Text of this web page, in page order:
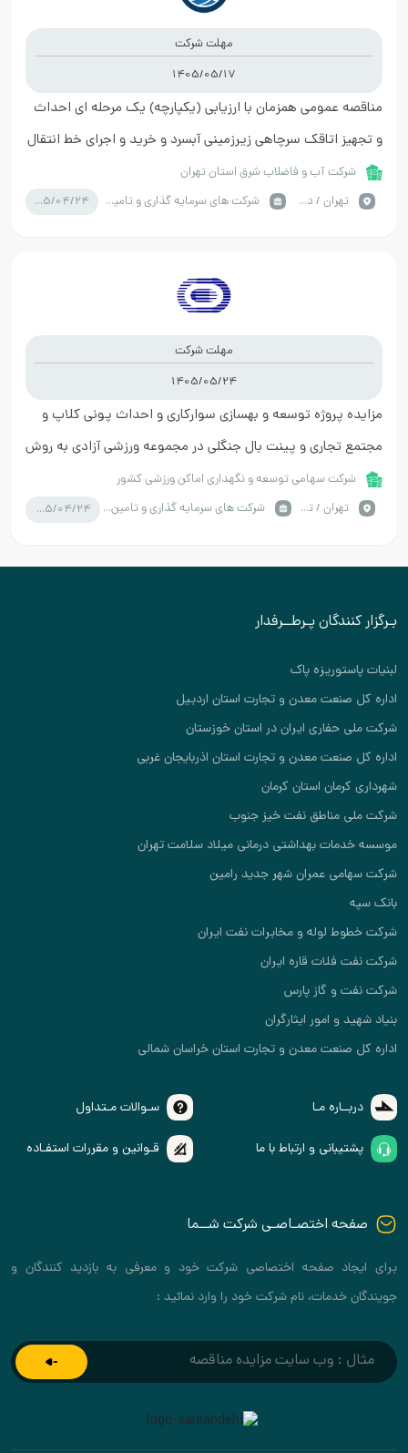
مهلت شرکت
1405/05/17
مناقصه عمومی همزمان با ارزیابی (یکپارچه) یک مرحله ای احداث
و تجهیز اتاقک سرچاهی زیرزمینی آبسرد و خرید و اجرای خط انتقال
چاه جدید آبسرد به چاه شماره 2 آبسرد
شرکت آب و فاضلاب شرق استان تهران
تهران / دماوند
شرکت های سرمایه گذاری و تامین سرمایه 1405/04/24
مهلت شرکت
1405/05/24
مزایده پروژه توسعه و بهسازی سوارکاری و احداث پونی کلاپ و
مجتمع تجاری و پینت بال جنگلی در مجموعه ورزشی آزادی به روش
BOLTشرکت سهامی توسعه و نگهداری اماکن ورزشی کشور
تهران / تهران
شرکت های سرمایه گذاری و تامین سرمایه 1405/04/24
بـرگزار کنندگان پـرطــرفدار
لبنیات پاستوریزه پاک
اداره کل صنعت معدن و تجارت استان اردبیل
شرکت ملی حفاری ایران در استان خوزستان
اداره کل صنعت معدن و تجارت استان اذربایجان غربی
شهرداری کرمان استان کرمان
شرکت ملی مناطق نفت خیز جنوب
موسسه خدمات بهداشتی درمانی میلاد سلامت تهران
شرکت سهامی عمران شهر جدید رامین
بانک سپه
شرکت خطوط لوله و مخابرات نفت ایران
شرکت نفت فلات قاره ایران
شرکت نفت و گاز پارس
بنیاد شهید و امور ایثارگران
اداره کل صنعت معدن و تجارت استان خراسان شمالی
دربــاره مـا سـوالات مـتداول
پشتیبانی و ارتباط با ما قـوانین و مقررات استفـاده
صفحه اختصـاصـی شرکت شــما
برای ایجاد صفحه اختصاصی شرکت خود و معرفی به بازدید کنندگان و
جویندگان خدمات، نام شرکت خود را وارد نمائید :